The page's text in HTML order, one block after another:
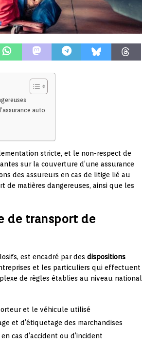
auto
stricte, et le non-respect de
sur la couverture d’une assurance
des assureurs en cas de litige lié au
de matières dangereuses, ainsi que les
de transport de
est encadré par des dispositions
et les particuliers qui effectuent
de règles établies au niveau national
et le véhicule utilisé
et d’étiquetage des marchandises
cas d’accident ou d’incident